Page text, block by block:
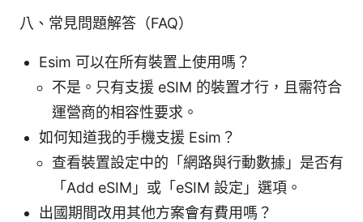
八、常見問題解答（FAQ）
Esim 可以在所有裝置上使用嗎？
不是。只有支援 eSIM 的裝置才行，且需符合
運營商的相容性要求。
如何知道我的手機支援 Esim？
查看裝置設定中的「網路與行動數據」是否有
「Add eSIM」或「eSIM 設定」選項。
出國期間改用其他方案會有費用嗎？